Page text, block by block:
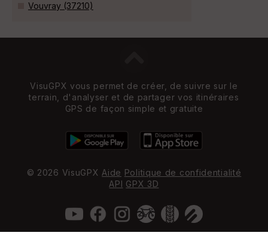
Vouvray (37210)
VisuGPX vous permet de créer, de suivre sur le
terrain, d'analyser et de partager vos itinéraires
GPS de façon simple et gratuite
© 2026 VisuGPXAide Politique de confidentialité
API GPX 3D